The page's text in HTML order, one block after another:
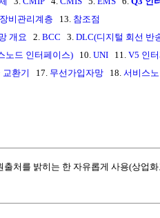
장비관리계층 13. 참조점
개요 2. BCC 3. DLC(디지털 회선 반
노드 인터페이스) 10. UNI 11. V5 인
교환기
17. 무선가입자망 18. 서비스
처를 밝히는 한 자유롭게 사용(상업